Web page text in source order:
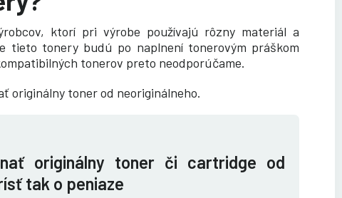
ktorí pri výrobe používajú rôzny materiál a
tieto tonery budú po naplnení tonerovým práškom
tonerov preto neodporúčame.
originálny toner od neoriginálneho.
originálny toner či cartridge od
tak o peniaze